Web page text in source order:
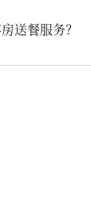
8的招牌鸡
送餐服务？